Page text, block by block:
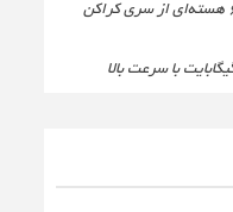
پردازنده معرفی‌نشده 6 هسته‌ای از سری کراکن